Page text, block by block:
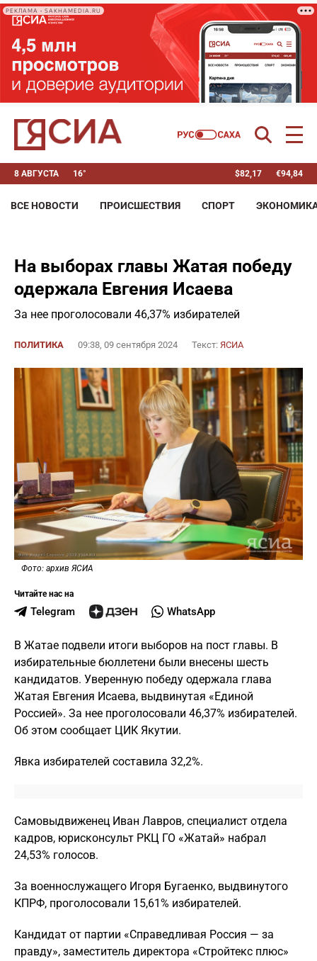
РЕКЛАМА • SAKHAMEDIA.RU
8 АВГУСТА 16° $82,17 €94,84
ВСЕ НОВОСТИ ПРОИСШЕСТВИЯ СПОРТ
На выборах главы Жатая победу
одержала Евгения Исаева
За нее проголосовали 46,37% избирателей
ПОЛИТИКА 09:38, 09 сентября 2024 Текст: ЯСИА
Фото: архив ЯСИА
Читайте нас на
Telegram WhatsApp
В Жатае подвели итоги выборов на пост главы. В
избирательные бюллетени были внесены шесть
кандидатов. Уверенную победу одержала глава
Жатая Евгения Исаева, выдвинутая «Единой
Россией». За нее проголосовали 46,37% избирателей.
Об этом сообщает ЦИК Якутии.
Явка избирателей составила 32,2%.
Самовыдвиженец Иван Лавров, специалист отдела
кадров, юрисконсульт РКЦ ГО «Жатай» набрал
24,53% голосов.
За военнослужащего Игоря Бугаенко, выдвинутого
КПРФ, проголосовали 15,61% избирателей.
Кандидат от партии «Справедливая Россия — за
правду», заместитель директора «Стройтекс плюс»